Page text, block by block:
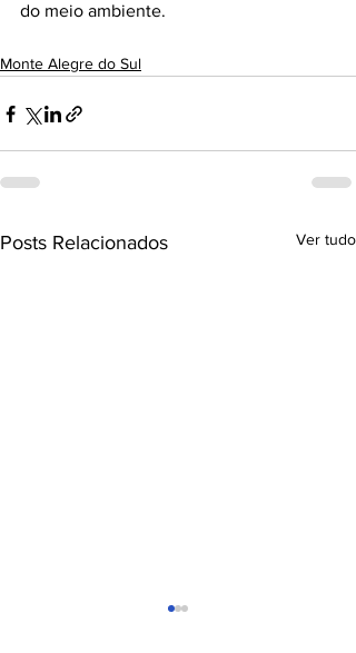
do meio ambiente.
Monte Alegre do Sul
Posts Relacionados Ver tudo